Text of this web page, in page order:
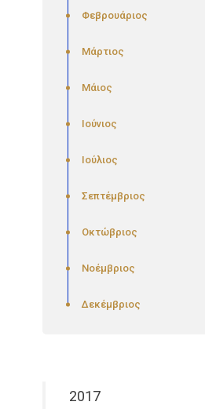
Φεβρουάριος
Μάρτιος
Μάιος
Ιούνιος
Ιούλιος
Σεπτέμβριος
Οκτώβριος
Νοέμβριος
Δεκέμβριος
2017